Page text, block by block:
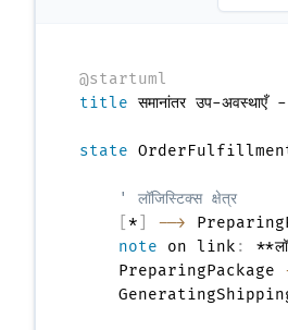
@startuml
title समानांतर उप-अवस्थाएँ
state
' लॉजिस्टिक्स क्षेत्र
* -->
note on link :
    PreparingPackage